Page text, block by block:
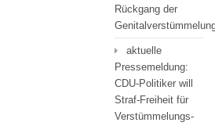
Rückgang der
aktuelle
Pressemeldung:
CDU-Politiker will
Straf-Freiheit für
Verstümmelungs-